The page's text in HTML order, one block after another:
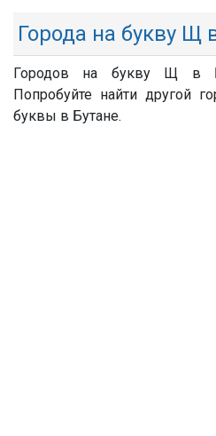
Города на букву Щ
Городов на букву Щ в
Попробуйте найти другой
буквы в Бутане.